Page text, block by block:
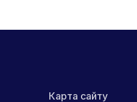
Карта сайту